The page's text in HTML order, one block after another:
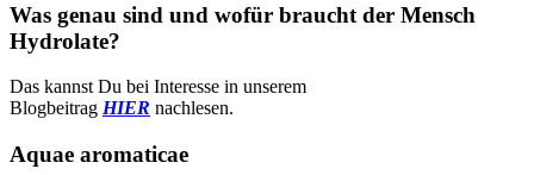
Was genau sind und wofür braucht der Mensch
Hydrolate?
Das kannst Du bei Interesse in unserem
Blogbeitrag HIER nachlesen.
Aquae aromaticae